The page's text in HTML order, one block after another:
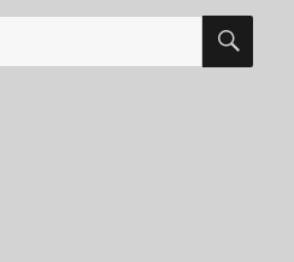
SØG